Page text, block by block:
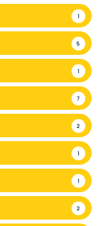
1
5
1
7
2
1
1
2